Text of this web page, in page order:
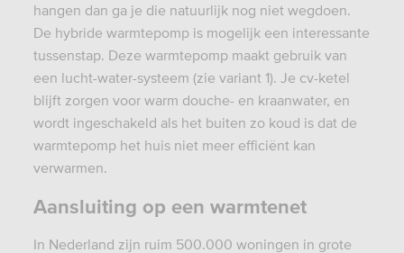
hangen dan ga je die natuurlijk nog niet wegdoen.
De hybride warmtepomp is mogelijk een interessante
tussenstap. Deze warmtepomp maakt gebruik van
een lucht-water-systeem (zie variant 1). Je cv-ketel
blijft zorgen voor warm douche- en kraanwater, en
wordt ingeschakeld als het buiten zo koud is dat de
warmtepomp het huis niet meer efficiënt kan
verwarmen.
Aansluiting op een warmtenet
In Nederland zijn ruim 500.000 woningen in grote